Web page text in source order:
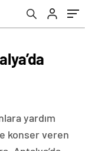
yardım
konser veren